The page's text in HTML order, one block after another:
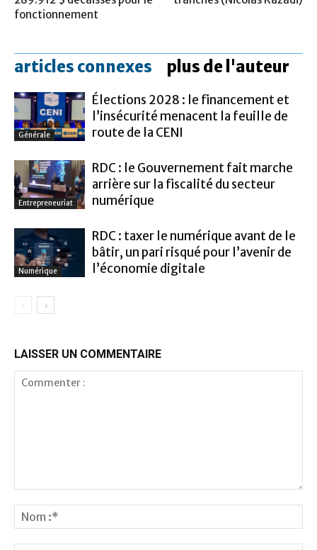
fonctionnement
articles connexes plus de l'auteur
Générale
Élections 2028 : le financement et
l’insécurité menacent la feuille de
route de la CENI
Entrepreneuriat
RDC : le Gouvernement fait marche
arrière sur la fiscalité du secteur
numérique
Numérique
RDC : taxer le numérique avant de le
bâtir, un pari risqué pour l’avenir de
l’économie digitale
LAISSER UN COMMENTAIRE